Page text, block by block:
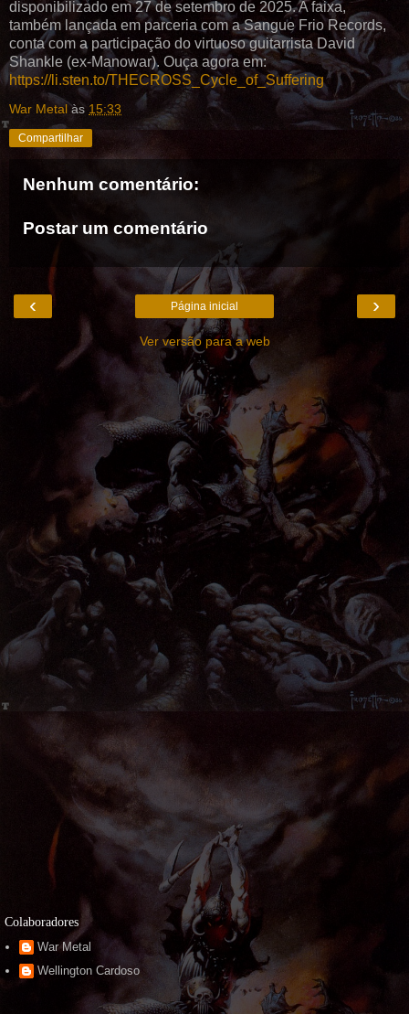
disponibilizado em 27 de setembro de 2025. A faixa,
também lançada em parceria com a Sangue Frio Records,
conta com a participação do virtuoso guitarrista David
Shankle (ex-Manowar). Ouça agora em:
https://li.sten.to/THECROSS_Cycle_of_Suffering
War Metal às 15:33
Compartilhar
Nenhum comentário:
Postar um comentário
‹ ›
Página inicial
Ver versão para a web
Colaboradores
War Metal
Wellington Cardoso